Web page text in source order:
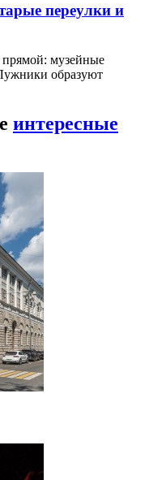
переулки и
музейные
образуют
интересные